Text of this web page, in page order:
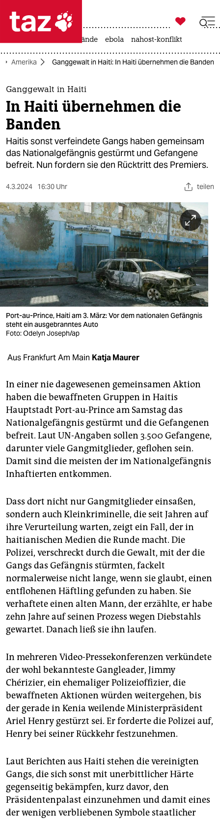
 taz zahl ich
taz zahl ich
themen
politik
öko
gesellschaft
sport
berlin
nord
wahrheit
verlag
verlag
veranstaltungen
unterstützen
abo
genossenschaft
epaper login

taz zahl ich
waldbrände ebola nahost-konflikt
Amerika Ganggewalt in Haiti: In Haiti übernehmen die Banden
Ganggewalt in Haiti
In Haiti übernehmen die
Banden
Haitis sonst verfeindete Gangs haben gemeinsam
das Nationalgefängnis gestürmt und Gefangene
befreit. Nun fordern sie den Rücktritt des Premiers.
4.3.2024 16:30 Uhr teilen
Port-au-Prince, Haiti am 3. März: Vor dem nationalen Gefängnis
steht ein ausgebranntes Auto
Foto: Odelyn Joseph/ap
Aus Frankfurt Am Main Katja Maurer
In einer nie dagewesenen gemeinsamen Aktion
haben die bewaffneten Gruppen in Haitis
Hauptstadt Port-au-Prince am Samstag das
Nationalgefängnis gestürmt und die Gefangenen
befreit. Laut UN-Angaben sollen 3.500 Gefangene,
darunter viele Gangmitglieder, geflohen sein.
Damit sind die meisten der im Nationalgefängnis
Inhaftierten entkommen.
Dass dort nicht nur Gangmitglieder einsaßen,
sondern auch Kleinkriminelle, die seit Jahren auf
ihre Verurteilung warten, zeigt ein Fall, der in
haitianischen Medien die Runde macht. Die
Polizei, verschreckt durch die Gewalt, mit der die
Gangs das Gefängnis stürmten, fackelt
normalerweise nicht lange, wenn sie glaubt, einen
entflohenen Häftling gefunden zu haben. Sie
verhaftete einen alten Mann, der erzählte, er habe
zehn Jahre auf seinen Prozess wegen Diebstahls
gewartet. Danach ließ sie ihn laufen.
In mehreren Video-Pressekonferenzen verkündete
der wohl bekannteste Gangleader, Jimmy
Chérizier, ein ehemaliger Polizeioffizier, die
bewaffneten Aktionen würden weitergehen, bis
der gerade in Kenia weilende Ministerpräsident
Ariel Henry gestürzt sei. Er forderte die Polizei auf,
Henry bei seiner Rückkehr festzunehmen.
Laut Berichten aus Haiti stehen die vereinigten
Gangs, die sich sonst mit unerbittlicher Härte
gegenseitig bekämpfen, kurz davor, den
Präsidentenpalast einzunehmen und damit eines
der wenigen verbliebenen Symbole staatlicher